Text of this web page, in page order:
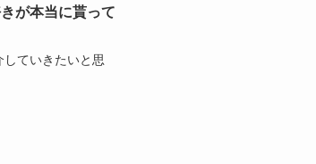
が本当に貰って
ていきたいと思